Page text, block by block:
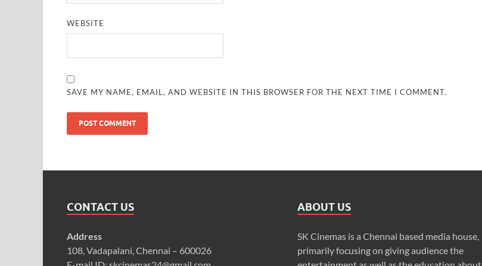
WEBSITE
SAVE MY NAME, EMAIL, AND WEBSITE IN THIS BROWSER FOR THE NEXT TIME I COMMENT.
CONTACT US
Address
108, Vadapalani, Chennai – 600026
ABOUT US
SK Cinemas is a Chennai based media house,
primarily focusing on giving audience the